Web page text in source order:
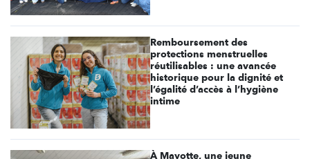
Remboursement des
protections menstruelles
réutilisables : une avancée
historique pour la dignité et
l’égalité d’accès à l’hygiène
intime
À Mayotte, une jeune